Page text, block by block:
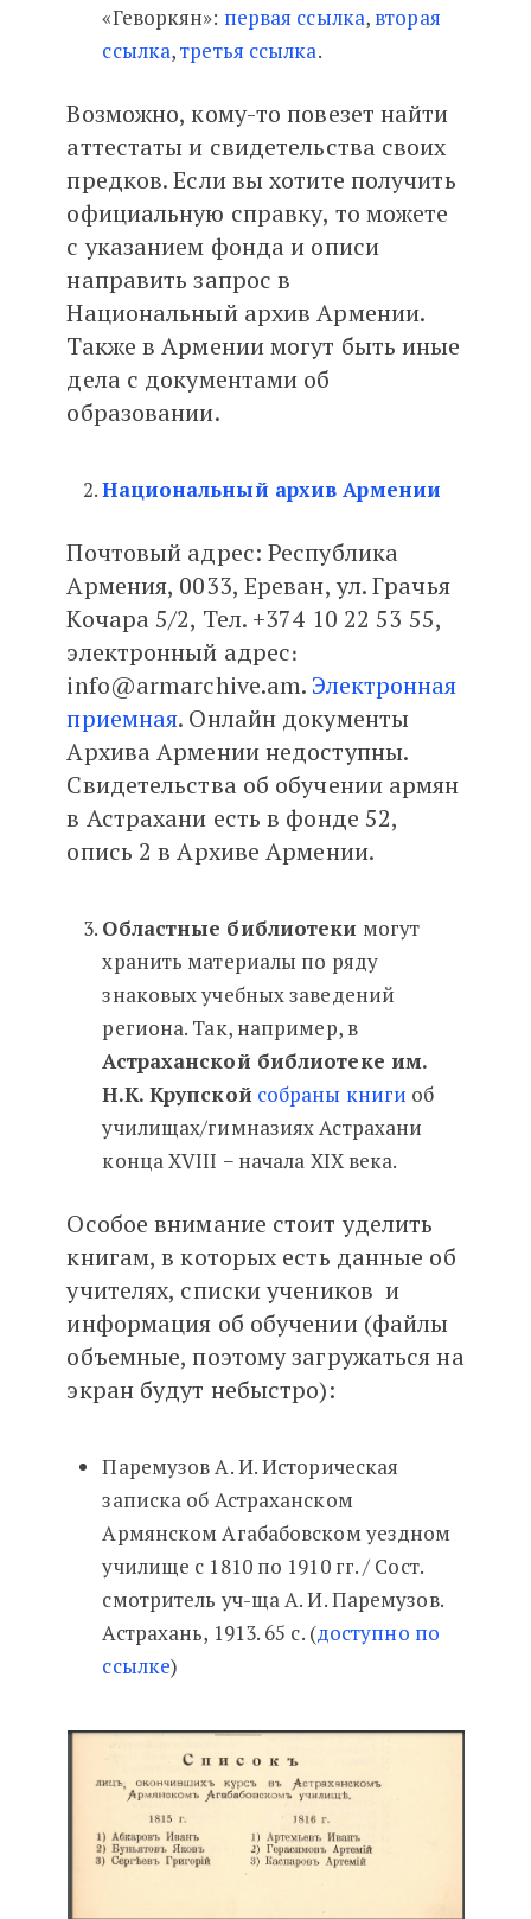
«Геворкян»: первая ссылка, вторая
ссылка,третья ссылка.
Возможно, кому-то повезет найти
аттестаты и свидетельства своих
предков. Если вы хотите получить
официальную справку, то можете
с указанием фонда и описи
направить запрос в
Национальный архив Армении.
Также в Армении могут быть иные
дела с документами об
образовании.
Национальный архив Армении
Почтовый адрес: Республика
Армения, 0033, Ереван, ул. Грачья
Кочара 5/2, Тел. +374 10 22 53 55,
электронный адрес։
info@armarchive.am. Электронная
приемная. Онлайн документы
Архива Армении недоступны.
Свидетельства об обучении армян
в Астрахани есть в фонде 52,
опись 2 в Архиве Армении.
Областные библиотеки могут
хранить материалы по ряду
знаковых учебных заведений
региона. Так, например, в
Астраханской библиотеке им.
Н.К. Крупской собраны книги об
училищах/гимназиях Астрахани
конца XVIII − начала XIX века.
Особое внимание стоит уделить
книгам, в которых есть данные об
учителях, списки учеников и
информация об обучении (файлы
объемные, поэтому загружаться на
экран будут небыстро):
Паремузов А. И. Историческая
записка об Астраханском
Армянском Агабабовском уездном
училище с 1810 по 1910 гг. / Сост.
смотритель уч-ща А. И. Паремузов.
Астрахань, 1913. 65 с. (доступно по
ссылке)